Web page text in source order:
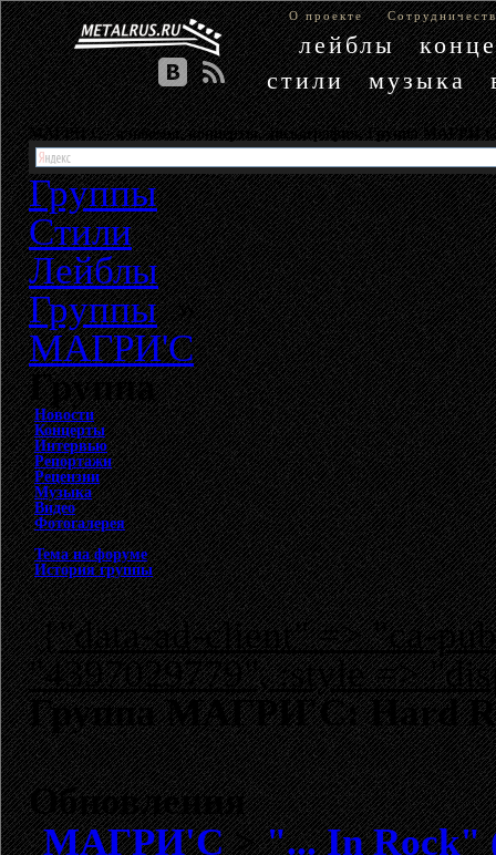
О проекте
лейблы
стили
музыка
МАГРИ'С - альбомы, концерты, дискография. Группа МАГРИ'С
Группы
Стили
Лейблы
Группы»
МАГРИ'С
Группа
Новости
Концерты
Интервью
Репортажи
Рецензии
Музыка
Видео
Фотогалерея
Тема на форуме
История группы
{"data-ad-client" => "ca-
"4397029779", :style =>
Группа МАГРИ'С: Hard
Обновления
МАГРИ'С>"... In Rock"